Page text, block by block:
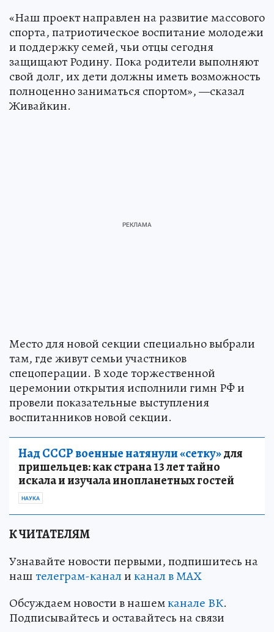
«Наш проект направлен на развитие массового
спорта, патриотическое воспитание молодежи
и поддержку семей, чьи отцы сегодня
защищают Родину. Пока родители выполняют
свой долг, их дети должны иметь возможность
полноценно заниматься спортом», —сказал
Живайкин.
Место для новой секции специально выбрали
там, где живут семьи участников
спецоперации. В ходе торжественной
церемонии открытия исполнили гимн РФ и
провели показательные выступления
воспитанников новой секции.
Над СССР военные натянули «сетку»для
пришельцев: как страна 13 лет тайно
искала и изучала инопланетных гостей
НАУКА
К ЧИТАТЕЛЯМ
Узнавайте новости первыми, подпишитесь на
наштелеграм-каналиканал в МАХ
Обсуждаем новости в нашемканале ВК.
Подписывайтесь и оставайтесь на связи